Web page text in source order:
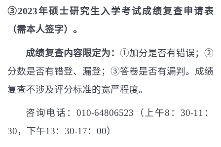
③2023年硕士研究生入学考试成绩复查申请表
（需本人签字）。
成绩复查内容限定为： ①加分是否有错误；②
分数是否有错登、漏登；③答卷是否有漏判。成绩
复查不涉及评分标准的宽严程度。
咨询电话：010-64806523 （上午8 ： 30-11 ：
30，下午13： 30-17： 00）